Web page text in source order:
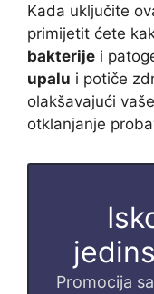
Kada uključite
primijetit ćete
bakterije i
upalu i potiče
olakšavajući
otklanjanje
Promocija